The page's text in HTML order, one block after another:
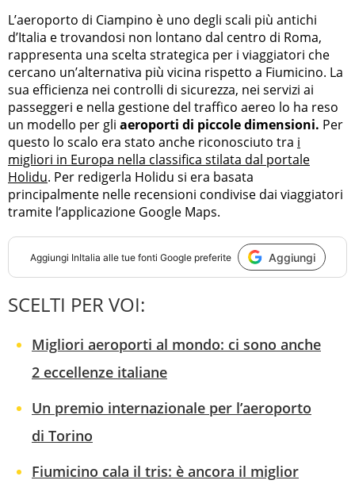
L’aeroporto di Ciampino è uno degli scali più antichi
d’Italia e trovandosi non lontano dal centro di Roma,
rappresenta una scelta strategica per i viaggiatori che
cercano un’alternativa più vicina rispetto a Fiumicino. La
sua efficienza nei controlli di sicurezza, nei servizi ai
passeggeri e nella gestione del traffico aereo lo ha reso
un modello per gli aeroporti di piccole dimensioni. Per
questo lo scalo era stato anche riconosciuto tra i
migliori in Europa nella classifica stilata dal portale
Holidu. Per redigerla Holidu si era basata
principalmente nelle recensioni condivise dai viaggiatori
tramite l’applicazione Google Maps.
Aggiungi InItalia alle tue fonti Google preferite Aggiungi
SCELTI PER VOI:
Migliori aeroporti al mondo: ci sono anche
2 eccellenze italiane
Un premio internazionale per l’aeroporto
di Torino
Fiumicino cala il tris: è ancora il miglior